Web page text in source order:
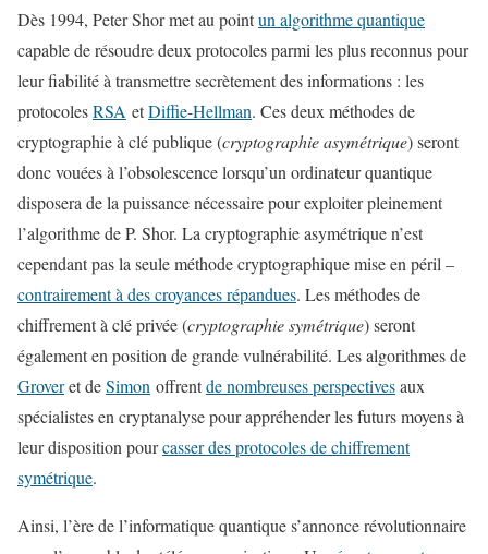
Dès 1994, Peter Shor met au pointun algorithme quantique
capable de résoudre deux protocoles parmi les plus reconnus pour
leur fiabilité à transmettre secrètement des informations : les
protocolesRSA etDiffie-Hellman. Ces deux méthodes de
cryptographie à clé publique (cryptographie asymétrique) seront
donc vouées à l’obsolescence lorsqu’un ordinateur quantique
disposera de la puissance nécessaire pour exploiter pleinement
l’algorithme de P. Shor. La cryptographie asymétrique n’est
cependant pas la seule méthode cryptographique mise en péril –
contrairement à des croyances répandues. Les méthodes de
chiffrement à clé privée (cryptographie symétrique) seront
également en position de grande vulnérabilité. Les algorithmes de
Groveret deSimon offrentde nombreuses perspectivesaux
spécialistes en cryptanalyse pour appréhender les futurs moyens à
leur disposition pourcasser des protocoles de chiffrement
symétrique.
Ainsi, l’ère de l’informatique quantique s’annonce révolutionnaire